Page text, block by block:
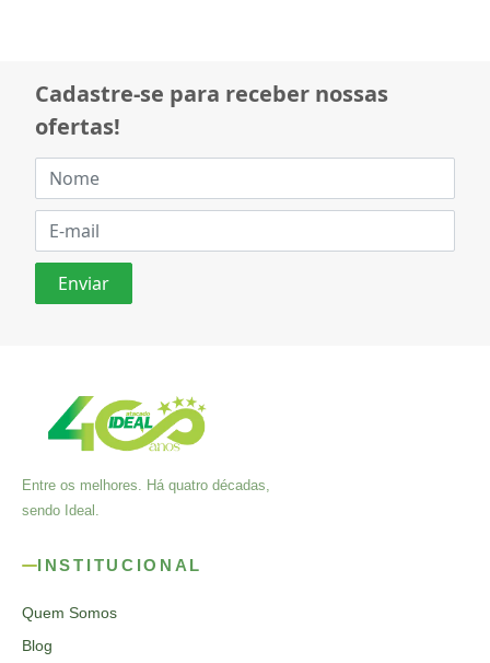
Cadastre-se para receber nossas
ofertas!
Entre os melhores. Há quatro décadas,
sendo Ideal.
INSTITUCIONAL
Quem Somos
Blog